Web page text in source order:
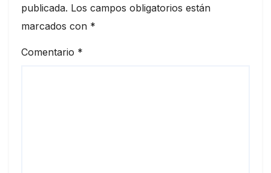
publicada. Los campos obligatorios están
marcados con *
Comentario *